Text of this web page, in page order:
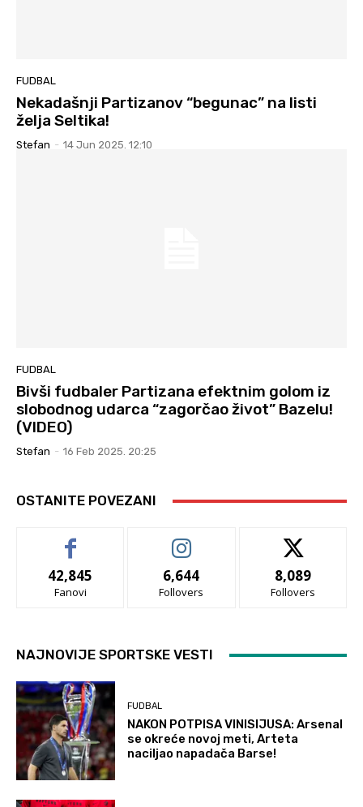
FUDBAL
Nekadašnji Partizanov “begunac” na listi
želja Seltika!
Stefan - 14 Jun 2025. 12:10
FUDBAL
Bivši fudbaler Partizana efektnim golom iz
slobodnog udarca “zagorčao život” Bazelu!
(VIDEO)
Stefan - 16 Feb 2025. 20:25
OSTANITE POVEZANI
42,845
Fanovi
6,644
Follovers
8,089
Follovers
NAJNOVIJE SPORTSKE VESTI
FUDBAL
NAKON POTPISA VINISIJUSA: Arsenal
se okreće novoj meti, Arteta
naciljao napadača Barse!